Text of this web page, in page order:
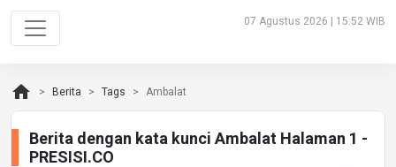
07 Agustus 2026 | 15:52 WIB
home Berita Tags Ambalat
Berita dengan kata kunci Ambalat Halaman 1 -
PRESISI.CO